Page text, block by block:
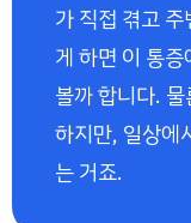
가 직접 겪고
게 하면 이 통
볼까 합니다.
하지만, 일상에
는 거죠.